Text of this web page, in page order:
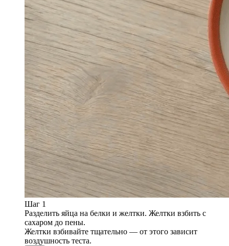
Шаг 1
Разделить яйца на белки и желтки. Желтки взбить с
сахаром до пены.
Желтки взбивайте тщательно — от этого зависит
воздушность теста.